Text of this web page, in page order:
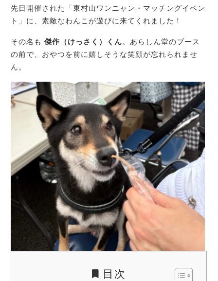
先日開催された「東村山ワンニャン・マッチングイベン
ト」に、素敵なわんこが遊びに来てくれました！
その名も傑作（けっさく）くん。あらしん堂のブース
の前で、おやつを前に嬉しそうな笑顔が忘れられませ
ん。
目次